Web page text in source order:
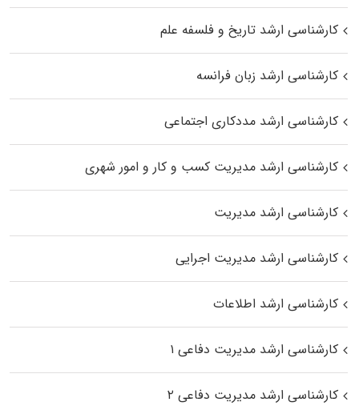
کارشناسی ارشد تاریخ و فلسفه علم
کارشناسی ارشد زبان فرانسه
کارشناسی ارشد مددکاری اجتماعی
کارشناسی ارشد مدیریت کسب و کار و امور شهری
کارشناسی ارشد مدیریت
کارشناسی ارشد مدیریت اجرایی
کارشناسی ارشد اطلاعات
کارشناسی ارشد مدیریت دفاعی ۱
کارشناسی ارشد مدیریت دفاعی ۲